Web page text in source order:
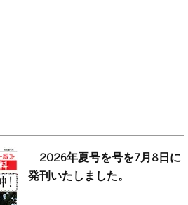
2026年夏号を号を7月8日に
発刊いたしました。